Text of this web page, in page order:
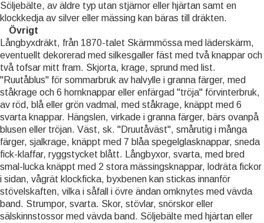
Söljebälte, av äldre typ utan stjärnor eller hjärtan samt en
klockkedja av silver eller mässing kan bäras till dräkten.
Övrigt
Långbyxdräkt, från 1870-talet Skärmmössa med läderskärm,
eventuellt dekorerad med silkesgaller fäst med två knappar och
två tofsar mitt fram. Skjorta, krage, sprund med list.
"Ruutåblus" för sommarbruk av halvylle i granna färger, med
ståkrage och 6 hornknappar eller enfärgad "tröja" förvinterbruk,
av röd, blå eller grön vadmal, med ståkrage, knäppt med 6
svarta knappar. Hängslen, virkade i granna färger, bärs ovanpå
blusen eller tröjan. Väst, sk. "Druutåväst", smårutig i många
färger, sjalkrage, knäppt med 7 blåa spegelglasknappar, sneda
fick-klaffar, ryggstycket blått. Långbyxor, svarta, med bred
smal-lucka knäppt med 2 stora mässingsknappar, lodräta fickor
i sidan, vågrät klockficka, byxbenen kan stickas innanför
stövelskaften, vilka i såfall i övre ändan omknytes med vävda
band. Strumpor, svarta. Skor, stövlar, snörskor eller
sälskinnstossor med vävda band. Söljebälte med hjärtan eller